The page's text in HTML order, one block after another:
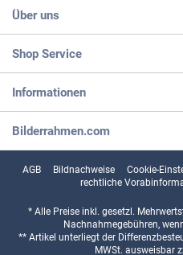
Über uns
Shop Service
Informationen
Bilderrahmen.com
AGB Bildnachweise Cookie-
rechtliche
* Alle Preise inkl. gesetzl.
Nachnahmegebühren,
** Artikel unterliegt der
MWSt. ausweisbar